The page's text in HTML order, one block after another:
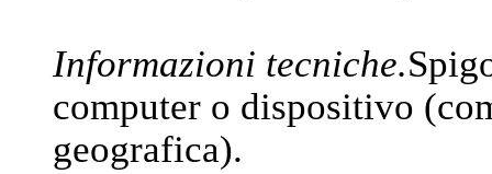
Informazioni tecniche.
computer o dispositivo
geografica).